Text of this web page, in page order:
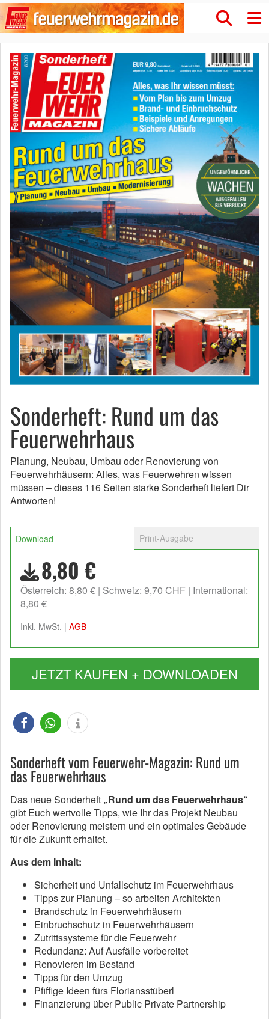
Sonderheft: Rund um das
Feuerwehrhaus
Planung, Neubau, Umbau oder Renovierung von
Feuerwehrhäusern: Alles, was Feuerwehren wissen
müssen – dieses 116 Seiten starke Sonderheft liefert Dir
Antworten!
Download Print-Ausgabe
8,80 €
Österreich: 8,80 € Schweiz: 9,70 CHF International:
8,80 €
Inkl. MwSt. | AGB
JETZT KAUFEN + DOWNLOADEN
Sonderheft vom Feuerwehr-Magazin: Rund um
das Feuerwehrhaus
Das neue Sonderheft „Rund um das Feuerwehrhaus“
gibt Euch wertvolle Tipps, wie Ihr das Projekt Neubau
oder Renovierung meistern und ein optimales Gebäude
für die Zukunft erhaltet.
Aus dem Inhalt:
Sicherheit und Unfallschutz im Feuerwehrhaus
Tipps zur Planung – so arbeiten Architekten
Brandschutz in Feuerwehrhäusern
Einbruchschutz in Feuerwehrhäusern
Zutrittssysteme für die Feuerwehr
Redundanz: Auf Ausfälle vorbereitet
Renovieren im Bestand
Tipps für den Umzug
Pfiffige Ideen fürs Floriansstüberl
Finanzierung über Public Private Partnership